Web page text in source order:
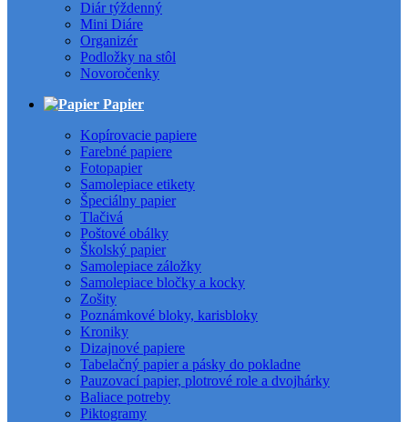
Diár týždenný
Mini Diáre
Organizér
Podložky na stôl
Novoročenky
Papier
Kopírovacie papiere
Farebné papiere
Fotopapier
Samolepiace etikety
Špeciálny papier
Tlačivá
Poštové obálky
Školský papier
Samolepiace záložky
Samolepiace bločky a kocky
Zošity
Poznámkové bloky, karisbloky
Kroniky
Dizajnové papiere
Tabelačný papier a pásky do pokladne
Pauzovací papier, plotrové role a dvojhárky
Baliace potreby
Piktogramy